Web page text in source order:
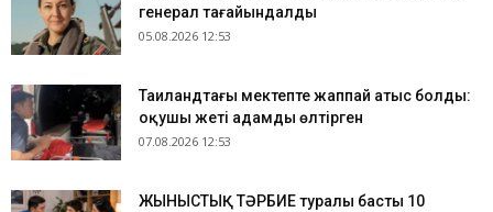
генерал тағайындалды
05.08.2026 12:53
Таиландтағы мектепте жаппай атыс болды:
оқушы жеті адамды өлтірген
07.08.2026 12:53
ЖЫНЫСТЫҚ ТӘРБИЕ туралы басты 10